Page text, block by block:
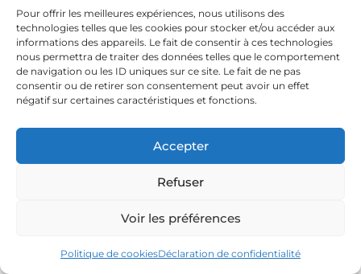
Pour offrir les meilleures expériences, nous utilisons des
technologies telles que les cookies pour stocker et/ou accéder aux
informations des appareils. Le fait de consentir à ces technologies
nous permettra de traiter des données telles que le comportement
de navigation ou les ID uniques sur ce site. Le fait de ne pas
consentir ou de retirer son consentement peut avoir un effet
négatif sur certaines caractéristiques et fonctions.
Accepter
Refuser
Voir les préférences
Politique de cookiesDéclaration de confidentialité
parcours dans la tête. Le parcours à l’installation, il
est tellement semé d’embûches. Si tu n’es pas
pleinement motivé à devenir agriculteur ou
agricultrice, je pense que tu n’arrives pas au bout.
Donc en fait, c’est cette force mentale de se dire, il
ne faut rien lâcher, il ne faut pas se laisser détourner
par soit, Le voisin qui dit qu’on ne sera pas capable
mais vous êtes sûr que vous ne voulez pas faire un
truc à côté ? Parce qu’économiquement peut-être